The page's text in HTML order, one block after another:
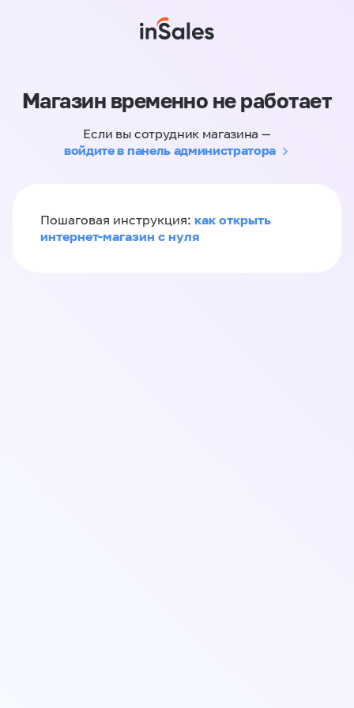
Магазин временно не работает
Если вы сотрудник магазина —
войдите в панель администратора
Пошаговая инструкция: как открыть
интернет-магазин с нуля